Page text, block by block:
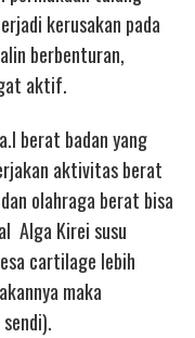
kerusakan pada
berbenturan,
aktif.
berat badan yang
aktivitas berat
olahraga berat bisa
Alga Kirei susu
cartilage lebih
maka